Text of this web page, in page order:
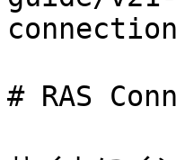
# RAS